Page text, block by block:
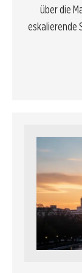
über die
eskalierende